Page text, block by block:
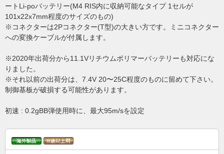
ートLi-poバッテリー(M4 RIS内に収納可能なタイプ 1セルが
101x22x7mm程度のサイズのもの)
※コネクターは2Pコネクター(T型)の大きい方です。ミニコネクター
への変換ケーブルが付属します。
※2020年出荷分から11.1Vリチウムポリマーバッテリーも対応にな
りました。
※それ以前の出荷分は、7.4V 20〜25C程度のものに留めて下さい。
制御基板が破損する可能性があります。
初速 : 0.2gBB弾使用時に、最大95m/sを設定